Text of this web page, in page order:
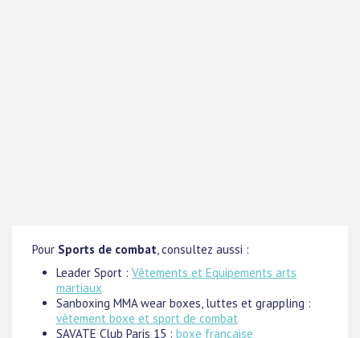
Pour Sports de combat, consultez aussi :
Leader Sport : Vêtements et Equipements arts
martiaux
Sanboxing MMA wear boxes, luttes et grappling :
vêtement boxe et sport de combat
SAVATE Club Paris 15 : boxe française